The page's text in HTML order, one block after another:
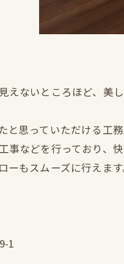
えないところほど、美し
と思っていただける工
事などを行っており、
ーもスムーズに行えま
1